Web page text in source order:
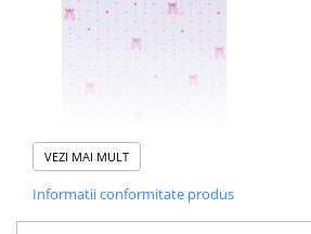
VEZI MAI MULT
Informatii conformitate produs